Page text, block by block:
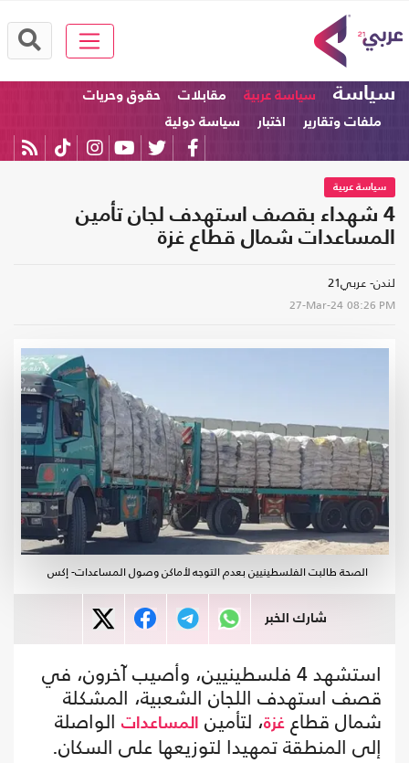
سياسة سياسة عربية مقابلات
حقوق وحريات
ملفات وتقارير
اختبار سياسة دولية
سياسة عربية
4 شهداء بقصف استهدف لجان تأمين
المساعدات شمال قطاع غزة
لندن- عربي21
27-Mar-24 08:26 PM
الصحة طالبت الفلسطينيين بعدم التوجه لأماكن وصول المساعدات- إكس
شارك الخبر
استشهد 4 فلسطينيين، وأصيب آخرون، في
قصف استهدف اللجان الشعبية، المشكلة
شمال قطاع غزة، لتأمين المساعدات الواصلة
إلى المنطقة تمهيدا لتوزيعها على السكان.